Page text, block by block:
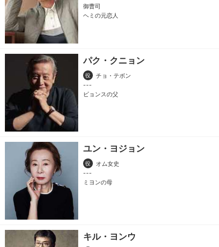
御曹司
ヘミの元恋人
パク・クニョン
役 チョ・テボン
ビョンスの父
ユン・ヨジョン
役 オム女史
ミヨンの母
キル・ヨンウ